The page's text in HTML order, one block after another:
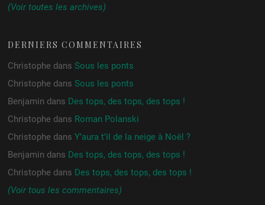
(Voir toutes les archives)
DERNIERS COMMENTAIRES
Christophe dans Sous les ponts
Christophe dans Sous les ponts
Benjamin dans Des tops, des tops, des tops !
Christophe dans Roman Polanski
Christophe dans Y’aura t’il de la neige à Noël ?
Benjamin dans Des tops, des tops, des tops !
Christophe dans Des tops, des tops, des tops !
(Voir tous les commentaires)